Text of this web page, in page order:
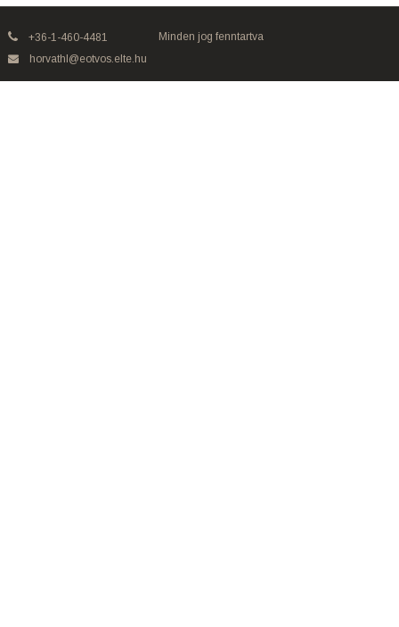
+36-1-460-4481
horvathl@eotvos.elte.hu
Minden jog fenntartva